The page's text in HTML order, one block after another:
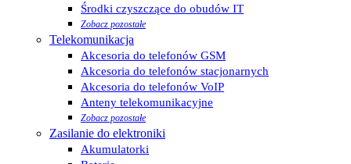
Środki czyszczące do obudów IT
Zobacz pozostałe
Telekomunikacja
Akcesoria do telefonów GSM
Akcesoria do telefonów stacjonarnych
Akcesoria do telefonów VoIP
Anteny telekomunikacyjne
Zobacz pozostałe
Zasilanie do elektroniki
Akumulatorki